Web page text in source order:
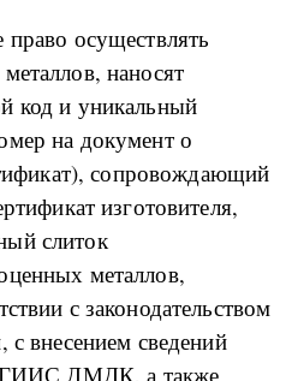
осуществлять
наносят
код и уникальный
на документ о
сопровождающий
изготовителя,
слиток
металлов,
с законодательством
внесением сведений
ГИИС ДМДК, а также